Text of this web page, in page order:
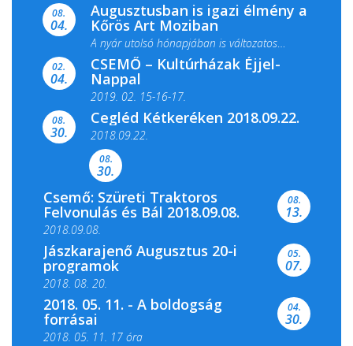
ismét megtelik ünnepi fénnyel és közös...
08.
04.
Augusztusban is igazi élmény a
Kőrös Art Moziban
A nyár utolsó hónapjában is változatos
filmkínálattal, családi...
02.
04.
CSEMŐ – Kultúrházak Éjjel-
Nappal
2019. 02. 15-16-17.
Színes és tartalmas programokkal várja a
Csemői Községi Könyvtár és...
08.
30.
Cegléd Kétkeréken 2018.09.22.
2018.09.22.
08.
30.
Csemő: Szüreti Traktoros
Felvonulás és Bál 2018.09.08.
2018.09.08.
08.
13.
Jászkarajenő Augusztus 20-i
programok
2018. 08. 20.
05.
07.
2018. 05. 11. - A boldogság
forrásai
2018. 05. 11. 17 óra
04.
30.